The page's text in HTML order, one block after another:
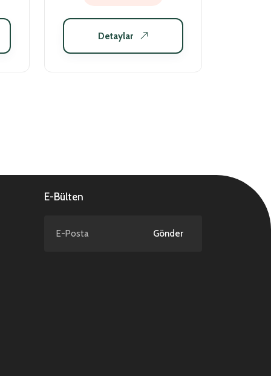
Detaylar
E-Bülten
Gönder